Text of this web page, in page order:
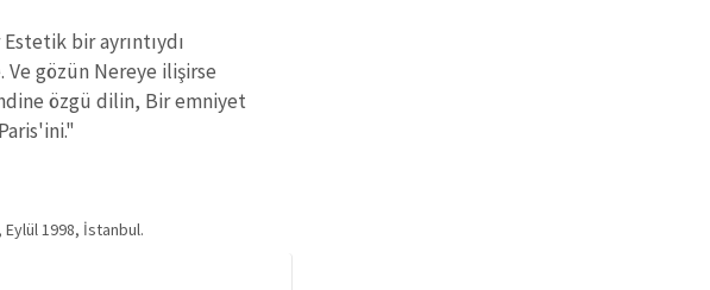
bir ayrıntıydı
gözün Nereye ilişirse
özgü dilin, Bir emniyet
Eylül 1998, İstanbul.